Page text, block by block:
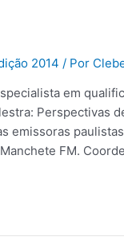
2014 / Por
em
Perspectivas
emissoras
FM.